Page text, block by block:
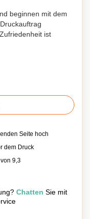
beginnen mit dem
ist
Seite hoch
dem Druck
9,3
Chatten Sie mit